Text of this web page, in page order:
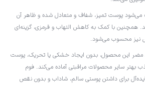
می‌شود پوست تمیز، شفاف و متعادل شده و ظاهر آن
همچنین با کمک به کاهش التهاب و قرمزی، گزینه‌ای
نیز محسوب می‌شود.
مضر این محصول، بدون ایجاد خشکی یا تحریک، پوست
بهتر سایر محصولات مراقبتی آماده می‌کند. فوم
برای داشتن پوستی سالم، شاداب و بدون نقص